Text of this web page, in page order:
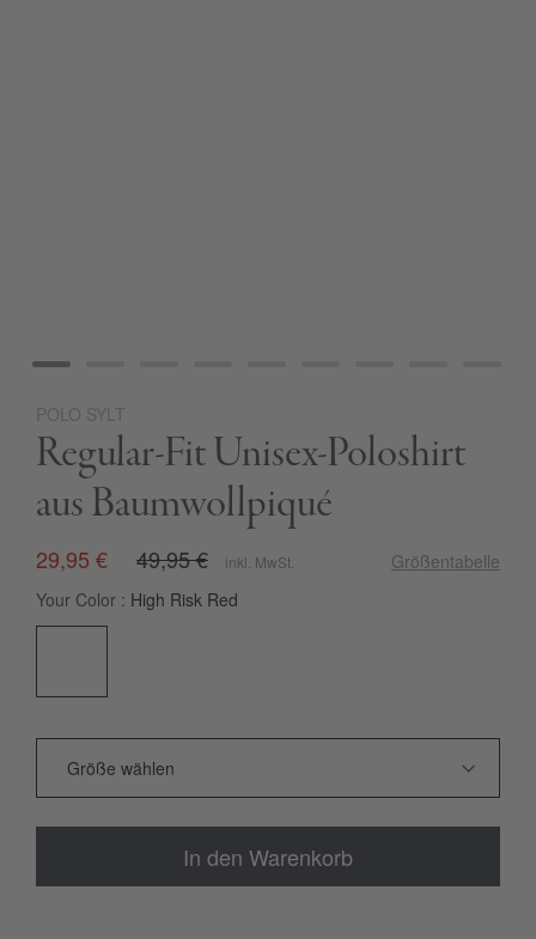
Zum
Anfang
der
Bildgalerie
springen
POLO SYLT
Regular-Fit Unisex-Poloshirt
aus Baumwollpiqué
29,95 € 49,95 € inkl. MwSt.
Größentabelle
Your Color
High Risk Red
In den Warenkorb